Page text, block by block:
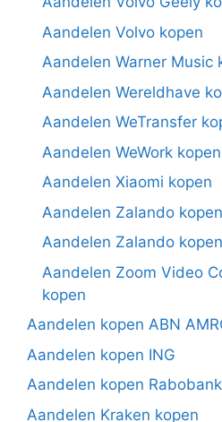
Aandelen Volvo kopen
Aandelen Warner Music
Aandelen Wereldhave
Aandelen WeTransfer
Aandelen WeWork kopen
Aandelen Xiaomi kopen
Aandelen Zalando kopen
Aandelen Zalando kopen
Aandelen Zoom Video
kopen
Aandelen kopen ABN
Aandelen kopen ING
Aandelen kopen Rabobank
Aandelen Kraken kopen